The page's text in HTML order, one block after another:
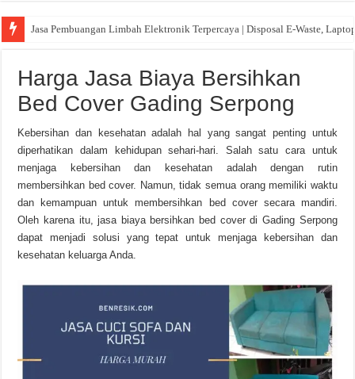
Jasa Pembuangan Limbah Elektronik Terpercaya | Disposal E-Waste,
Harga Jasa Biaya Bersihkan
Bed Cover Gading Serpong
Kebersihan dan kesehatan adalah hal yang sangat penting untuk
diperhatikan dalam kehidupan sehari-hari. Salah satu cara untuk
menjaga kebersihan dan kesehatan adalah dengan rutin
membersihkan bed cover. Namun, tidak semua orang memiliki waktu
dan kemampuan untuk membersihkan bed cover secara mandiri.
Oleh karena itu, jasa biaya bersihkan bed cover di Gading Serpong
dapat menjadi solusi yang tepat untuk menjaga kebersihan dan
kesehatan keluarga Anda.